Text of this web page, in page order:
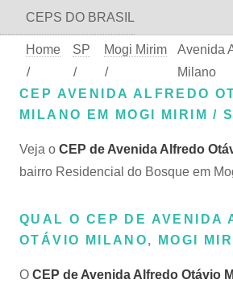
CEPS DO BRASIL
Home
/
SP
/
Mogi Mirim
/
Avenida
Milano
CEP AVENIDA ALFREDO
MILANO EM MOGI MIRIM /
Veja o CEP de Avenida Alfredo
bairro Residencial do Bosque em
QUAL O CEP DE AVENIDA
OTÁVIO MILANO, MOGI
O CEP de Avenida Alfredo Otávio